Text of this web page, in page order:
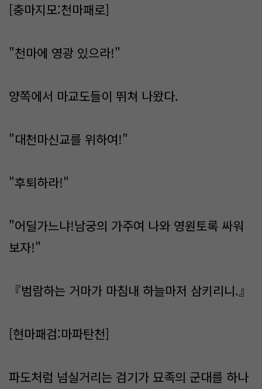
[충마지모:천마패로]
"천마에 영광 있으라!"
양쪽에서 마교도들이 뛰쳐 나왔다.
"대천마신교를 위하여!"
"후퇴하라!"
"어딜가느냐!남궁의 가주여 나와 영원토록 싸워
보자!"
『범람하는 거마가 마침내 하늘마저 삼키리니.』
[현마패검:마파탄천]
파도처럼 넘실거리는 검기가 묘족의 군대를 하나